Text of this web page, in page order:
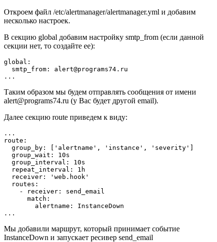
Откроем файл /etc/alertmanager/alertmanager.yml и добавим
несколько настроек.
В секцию global добавим настройку smtp_from (если данной
секции нет, то создайте ее):
global:
  smtp_from:
alert@programs74.ru
Таким образом мы будем отправлять сообщения от имени
alert@programs74.ru (у Вас будет другой email).
Далее секцию route приведем к виду:
...
route:
  group_by: ['alertname', 'instance', 'severity']
  group_wait: 10s
  group_interval: 10s
  repeat_interval: 1h
  receiver: 'web.hook'
  routes:
    - receiver: send_email
      match:
        alertname: InstanceDown
Мы добавили маршрут, который принимает событие
InstanceDown и запускает ресивер send_email